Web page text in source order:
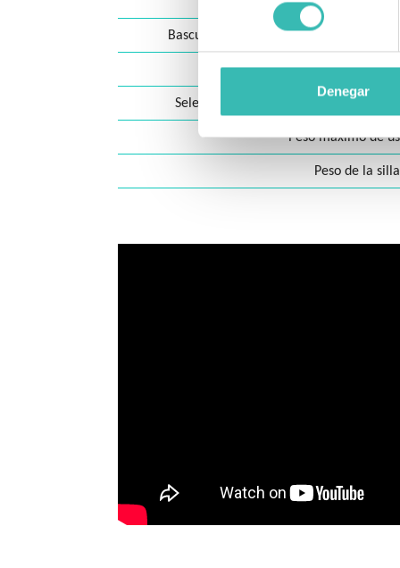
Denegar
Basculación del asiento(solo para
Radio de giro
Selecciona color de los detalles (color
Peso máximo de
Peso de la